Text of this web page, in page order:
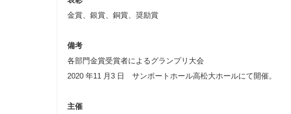
金賞、銀賞、銅賞、奨励賞
備考
各部門金賞受賞者によるグランプリ大会
2020 年11 月3 日 サンポートホール高松大ホールにて開催。
主催